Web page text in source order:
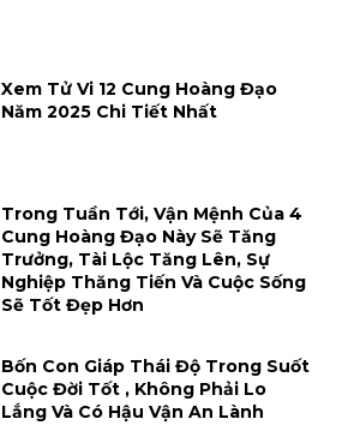
Xem Tử Vi 12 Cung Hoàng Đạo
Năm 2025 Chi Tiết Nhất
Trong Tuần Tới, Vận Mệnh Của 4
Cung Hoàng Đạo Này Sẽ Tăng
Trưởng, Tài Lộc Tăng Lên, Sự
Nghiệp Thăng Tiến Và Cuộc Sống
Sẽ Tốt Đẹp Hơn
Bốn Con Giáp Thái Độ Trong Suốt
Cuộc Đời Tốt , Không Phải Lo
Lắng Và Có Hậu Vận An Lành